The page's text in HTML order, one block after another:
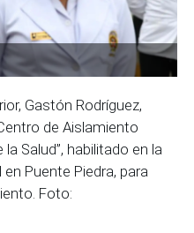
Gastón Rodríguez,
de Aislamiento
Salud”, habilitado en la
Puente Piedra, para
Foto: